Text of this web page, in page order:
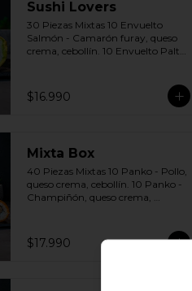
Sushi Lovers
30 Piezas Mixtas 10 Envuelto
Salmón - Camarón furay, queso
crema, cebollín. 10 Envuelto Palta
cebollín. Incluye: 3 Salsas a
elección soya o agridulce Bless + 2
$16.990
Mixta Box
40 Piezas Mixtas 10 Panko - Pollo,
queso crema, cebollín. 10 Panko -
Champiñón, queso crema,
Queso - Salmón, palta, cebollín.
Incluye: 2 Salsa soya 2 Salsa
$17.990